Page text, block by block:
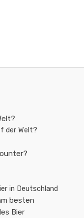
der Welt?
in Deutschland
besten
Bier